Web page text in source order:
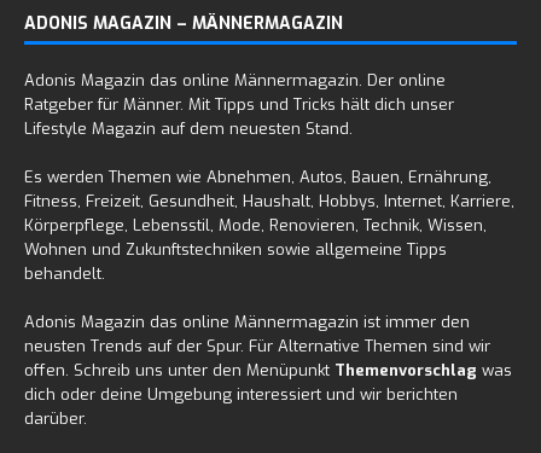
ADONIS MAGAZIN – MÄNNERMAGAZIN
Adonis Magazin das online Männermagazin. Der online
Ratgeber für Männer. Mit Tipps und Tricks hält dich unser
Lifestyle Magazin auf dem neuesten Stand.
Es werden Themen wie Abnehmen, Autos, Bauen, Ernährung,
Fitness, Freizeit, Gesundheit, Haushalt, Hobbys, Internet, Karriere,
Körperpflege, Lebensstil, Mode, Renovieren, Technik, Wissen,
Wohnen und Zukunftstechniken sowie allgemeine Tipps
behandelt.
Adonis Magazin das online Männermagazin ist immer den
neusten Trends auf der Spur. Für Alternative Themen sind wir
offen. Schreib uns unter den Menüpunkt Themenvorschlag was
dich oder deine Umgebung interessiert und wir berichten
darüber.